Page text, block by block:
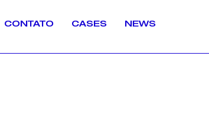
CONTATO CASES NEWS